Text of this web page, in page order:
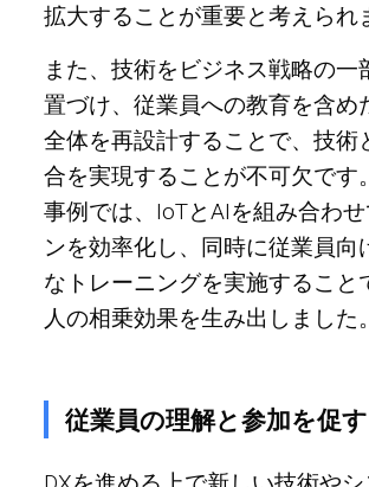
拡大することが重要と考えられ
また、技術をビジネス戦略の一
置づけ、従業員への教育を含め
全体を再設計することで、技術
合を実現することが不可欠です
事例では、IoTとAIを組み合わ
ンを効率化し、同時に従業員向
なトレーニングを実施すること
人の相乗効果を生み出しました。
従業員の理解と参加を促す